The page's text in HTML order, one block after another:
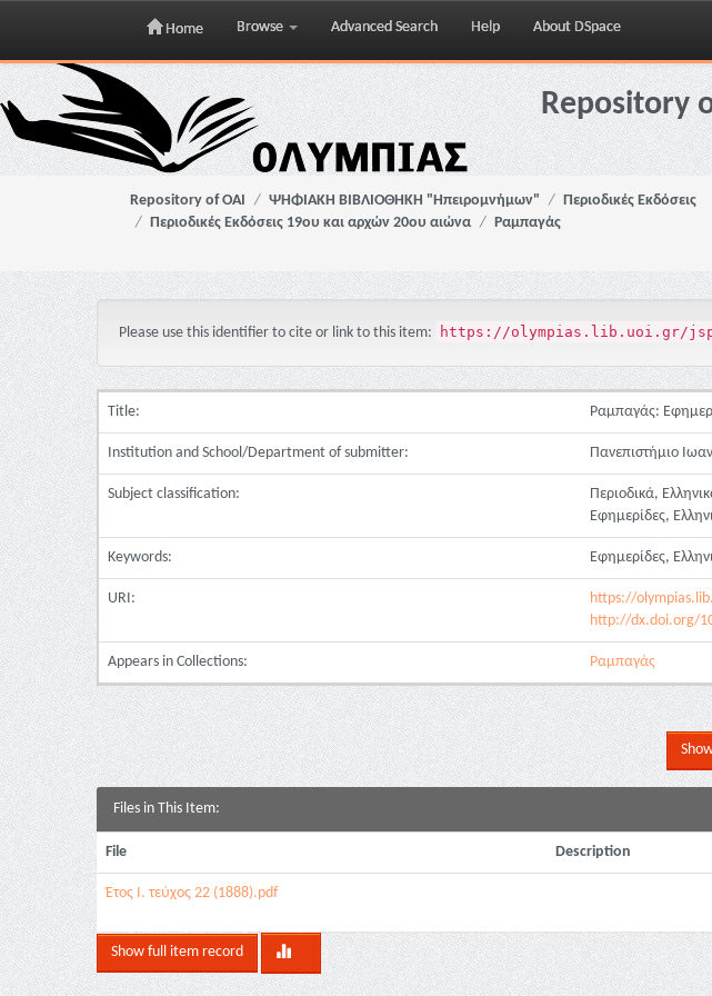
Skip
navigation
Home Browse Advanced Search Help About DSpace
Repository
Repository of OAI ΨΗΦΙΑΚΗ ΒΙΒΛΙΟΘΗΚΗ "Ηπειρομνήμων"
Περιοδικές Εκδόσεις
Περιοδικές Εκδόσεις 19ου και αρχών 20ου αιώνα
Ραμπαγάς
Please use this identifier to cite or link to this item: https://olympias.lib.uoi.gr/
Title: Ραμπαγάς:
Institution and School/Department of submitter: Πανεπιστήμιο
Subject classification:
Περιοδικά,
Εφημερίδες,
Keywords: Εφημερίδες,
URI:
https://
http://dx.doi.org/
Appears in Collections: Ραμπαγάς
Files in This Item:
File Description
Έτος Ι. τεύχος 22 (1888).pdf
Show full item record